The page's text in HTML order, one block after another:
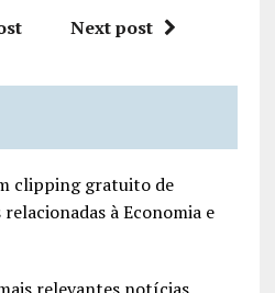
Next post
clipping gratuito de
à Economia e